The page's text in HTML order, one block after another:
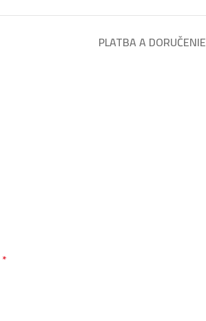
PLATBA A DORUČENIE
*